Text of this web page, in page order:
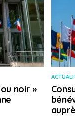
noir »